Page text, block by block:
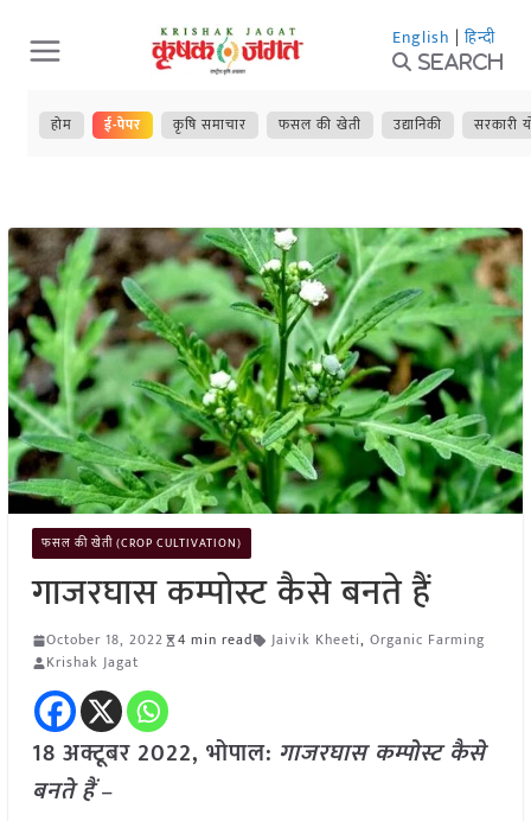
Skip
to
content
English | हिन्दी
Search
होम ई-पेपर कृषि समाचार फसल की खेती उद्यानिकी सरकारी
फसल की खेती (CROP CULTIVATION)
गाजरघास कम्पोस्ट कैसे बनते हैं
October 18, 2022 4 min read Jaivik Kheeti, Organic Farming
Krishak Jagat
18 अक्टूबर 2022, भोपाल: गाजरघास कम्पोस्ट कैसे
बनते हैं–